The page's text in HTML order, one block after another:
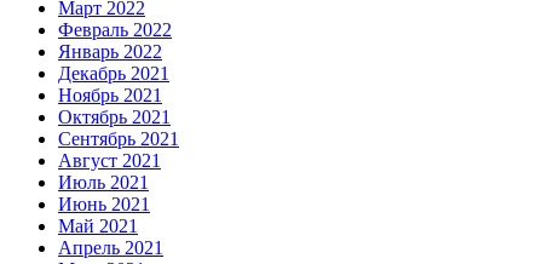
Март 2022
Февраль 2022
Январь 2022
Декабрь 2021
Ноябрь 2021
Октябрь 2021
Сентябрь 2021
Август 2021
Июль 2021
Июнь 2021
Май 2021
Апрель 2021